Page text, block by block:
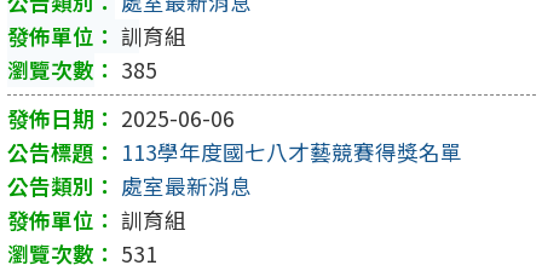
訓育組
385
2025-06-06
113學年度國七八才藝競賽得獎名單
處室最新消息
訓育組
531